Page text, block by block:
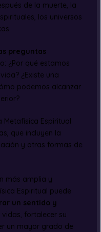
de la muerte, la
los universos
preguntas
¿Por qué estamos
¿Existe una
podemos alcanzar
Metafísica Espiritual
que incluyen la
y otras formas de
más amplia y
Espiritual puede
un sentido y
fortalecer su
un mayor grado de